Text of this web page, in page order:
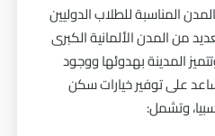
المناسبة للطلاب الدوليين
من المدن الألمانية الكبرى
المدينة بهدوئها ووجود
على توفير خيارات سكن
وتشمل: